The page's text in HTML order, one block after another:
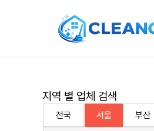
지역 별 업체 검색
전국 서울 부산